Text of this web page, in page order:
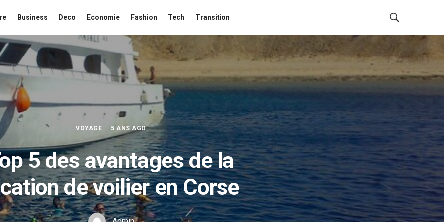
Business Deco Economie Fashion Tech Transition
VOYAGE 5 ANS AGO
5 des avantages de la
de voilier en Corse